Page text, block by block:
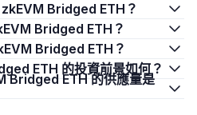
zkEVM Bridged ETH？
Bridged ETH？
Bridged ETH？
ETH 的投資前景如何？